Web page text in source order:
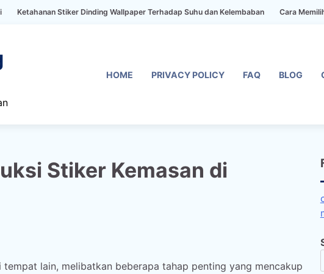
Stiker Dinding Wallpaper Terhadap Suhu dan Kelembaban Cara Memilih Stiker
HOME PRIVACY POLICY FAQ BLOG
Stiker Kemasan di
lain, melibatkan beberapa tahap penting yang mencakup